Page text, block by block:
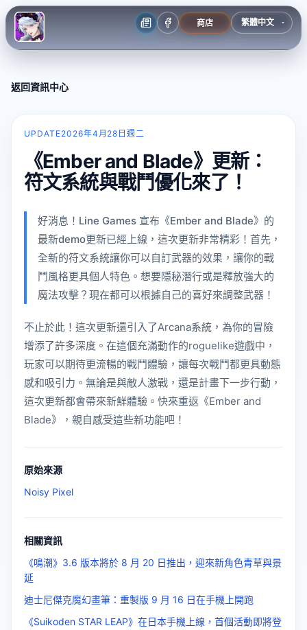
商店
返回資訊中心
UPDATE2026年4月28日週二
《Ember and Blade》更新：
符文系統與戰鬥優化來了！
好消息！Line Games 宣布《Ember and Blade》的
最新demo更新已經上線，這次更新非常精彩！首先，
全新的符文系統讓你可以自訂武器的效果，讓你的戰
鬥風格更具個人特色。想要隱秘潛行或是釋放強大的
魔法攻擊？現在都可以根據自己的喜好來調整武器！
不止於此！這次更新還引入了Arcana系統，為你的冒險
增添了許多深度。在這個充滿動作的roguelike遊戲中，
玩家可以期待更流暢的戰鬥體驗，讓每次戰鬥都更具動態
感和吸引力。無論是與敵人激戰，還是計畫下一步行動，
這次更新都會帶來新鮮體驗。快來重返《Ember and
Blade》，親自感受這些新功能吧！
原始來源
Noisy Pixel
相關資訊
《鳴潮》3.6 版本將於 8 月 20 日推出，迎來新角色青草與景
延
迪士尼傑克魔幻畫筆：重製版 9 月 16 日在手機上開跑
《Suikoden STAR LEAP》在日本手機上線，首個活動即將登